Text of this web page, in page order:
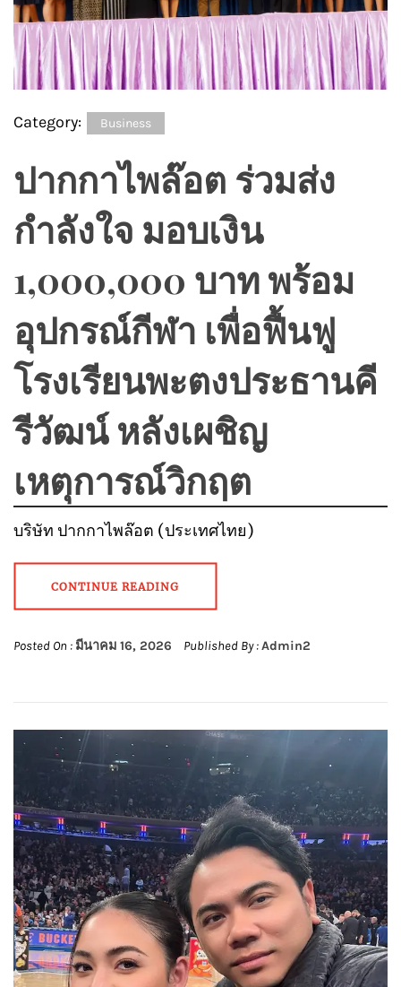
Category: Business
ปากกาไพล๊อต ร่วมส่ง
กำลังใจ มอบเงิน
1,000,000 บาท พร้อม
อุปกรณ์กีฬา เพื่อฟื้นฟู
โรงเรียนพะตงประธานคี
รีวัฒน์ หลังเผชิญ
เหตุการณ์วิกฤต
บริษัท ปากกาไพล๊อต (ประเทศไทย)
CONTINUE READING
Posted On : มีนาคม 16, 2026 Published By :Admin2